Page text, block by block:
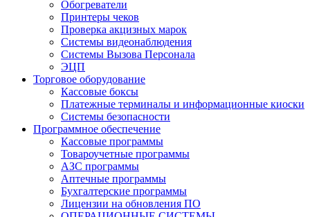
Обогреватели
Принтеры чеков
Проверка акцизных марок
Системы видеонаблюдения
Системы Вызова Персонала
ЭЦП
Торговое оборудование
Кассовые боксы
Платежные терминалы и информационные киоски
Системы безопасности
Программное обеспечение
Кассовые программы
Товароучетные программы
АЗС программы
Аптечные программы
Бухгалтерские программы
Лицензии на обновления ПО